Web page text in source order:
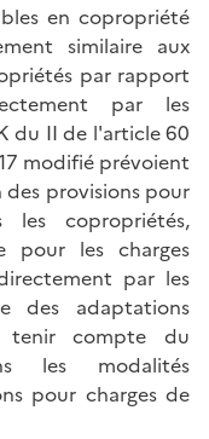
en copropriété
similaire aux
par rapport
par les
du II de l'article 60
modifié prévoient
provisions pour
les copropriétés,
pour les charges
par les
des adaptations
tenir compte du
les modalités
pour charges de